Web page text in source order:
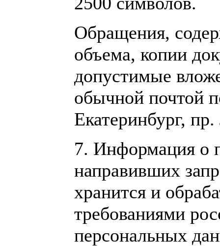
Обращения,
объема, копии
допустимые
обычной почтой
Екатеринбург,
7. Информация о
направивших
хранится и
требованиями
персональных